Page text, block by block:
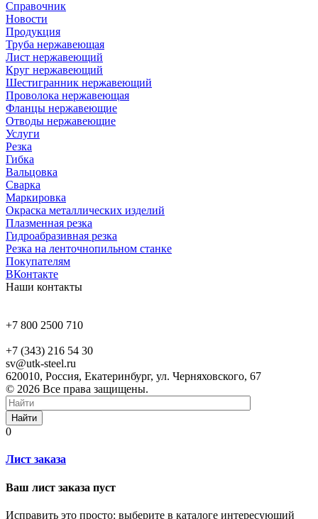
Справочник
Новости
Продукция
Труба нержавеющая
Лист нержавеющий
Круг нержавеющий
Шестигранник нержавеющий
Проволока нержавеющая
Фланцы нержавеющие
Отводы нержавеющие
Услуги
Резка
Гибка
Вальцовка
Сварка
Маркировка
Окраска металлических изделий
Плазменная резка
Гидроабразивная резка
Резка на ленточнопильном станке
Покупателям
ВКонтакте
Наши контакты
+7 800 2500 710
+7 (343) 216 54 30
sv@utk-steel.ru
620010, Россия, Екатеринбург, ул. Черняховского, 67
© 2026 Все права защищены.
Найти
0
Лист заказа
Ваш лист заказа пуст
Исправить это просто: выберите в каталоге интересующий